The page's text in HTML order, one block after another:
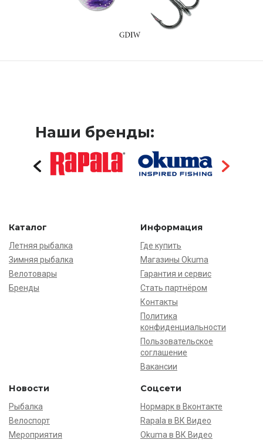
Наши бренды:
Каталог
Летняя рыбалка
Зимняя рыбалка
Велотовары
Бренды
Информация
Где купить
Магазины Okuma
Гарантия и сервис
Стать партнёром
Контакты
Политика
конфиденциальности
Пользовательское
соглашение
Вакансии
Новости
Рыбалка
Велоспорт
Мероприятия
Соцсети
Нормарк в Вконтакте
Rapala в ВК Видео
Okuma в ВК Видео